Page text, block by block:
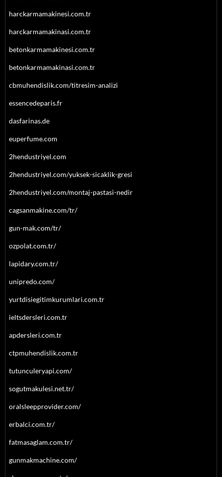
harckarmamakinesi.com.tr
harckarmamakinasi.com.tr
betonkarmamakinesi.com.tr
betonkarmamakinasi.com.tr
cbmuhendislik.com/titresim-analizi
essencedeparis.fr
dasfarinas.de
euperfume.com
2hendustriyel.com
2hendustriyel.com/yuksek-sicaklik-gresi
2hendustriyel.com/montaj-pastasi-nedir
cagsanmakine.com/tr/
gun-mak.com/tr/
ozpolat.com.tr/
lapidary.com.tr/
unipredo.com/
yurtdisiegitimkurumlari.com.tr
ieltsdersleri.com.tr
apdersleri.com.tr
ctpmuhendislik.com.tr
tutunculeryapi.com/
sogutmakulesi.net.tr/
oralsleepprovider.com/
erbalci.com.tr/
fatmasaglam.com.tr/
gunmakmachine.com/